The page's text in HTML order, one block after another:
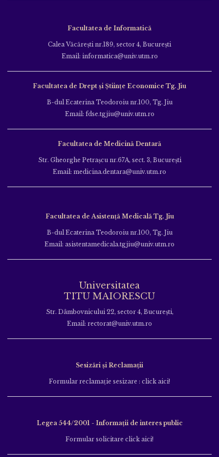
Facultatea de Informatică
Calea Văcăreşti nr.189, sector 4, Bucureşti
Email: informatica@univ.utm.ro
Facultatea de Drept și Științe Economice Tg. Jiu
B-dul Ecaterina Teodoroiu nr.100, Tg. Jiu
Email: fdse.tgjiu@univ.utm.ro
Facultatea de Medicină Dentară
Str. Gheorghe Petraşcu nr.67A, sect. 3, Bucureşti
Email: medicina.dentara@univ.utm.ro
Facultatea de Asistență Medicală Tg. Jiu
B-dul Ecaterina Teodoroiu nr.100, Tg. Jiu
Email: asistentamedicala.tgjiu@univ.utm.ro
Universitatea
TITU MAIORESCU
Str. Dâmbovnicului 22, sector 4, București,
Email: rectorat@univ.utm.ro
Sesizări și Reclamații
Formular reclamație sesizare : click aici!
Legea 544/2001 - Informații de interes public
Formular solicitare click aici!